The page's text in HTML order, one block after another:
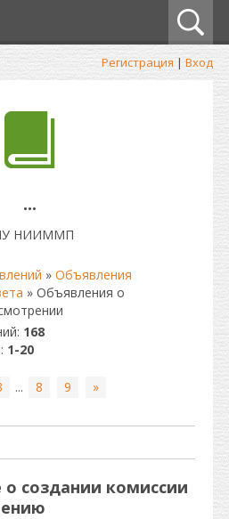
Регистрация | Вход
...
НИИММП
» Объявления
» Объявления о
: 168
: 1-20
... 8 9 »
создании комиссии